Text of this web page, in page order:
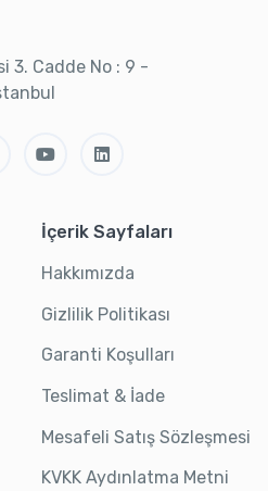
3. Cadde No : 9 -
İçerik Sayfaları
Hakkımızda
Gizlilik Politikası
Garanti Koşulları
Teslimat & İade
Mesafeli Satış Sözleşmesi
KVKK Aydınlatma Metni